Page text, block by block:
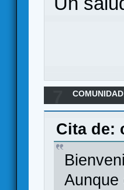
COMUNIDAD
Cita de:
Aunque